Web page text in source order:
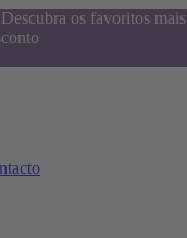
os favoritos